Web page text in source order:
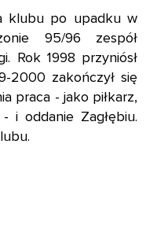
klubu po upadku w
95/96 zespół
Rok 1998 przyniósł
2000 zakończył się
praca - jako piłkarz,
i oddanie Zagłębiu.